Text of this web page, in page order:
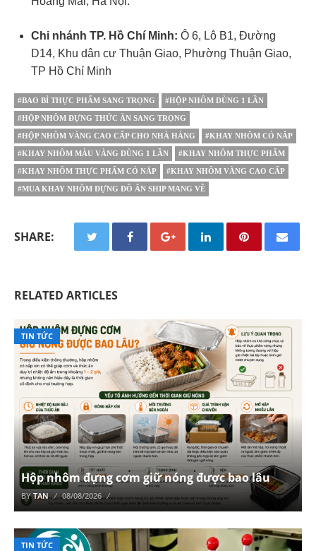
Chi nhánh TP. Hồ Chí Minh: Ô 6, Lô B1, Đường
D14, Khu dân cư Thuận Giao, Phường Thuận Giao,
TP Hồ Chí Minh
#BAO BÌ THỰC PHẨM SANG TRỌNG #HỘP NHÔM DÙNG 1 LẦN
#HỘP NHÔM ĐỰNG THỨC ĂN SANG TRỌNG
#HỘP NHÔM VÀNG CAO CẤP CHO NHÀ HÀNG #KHAY NHÔM CÓ NẮP
#KHAY NHÔM MÀU VÀNG DÙNG 1 LẦN #KHAY NHÔM THỰC PHẨM
#KHAY NHÔM THỰC PHẨM CÓ NẮP #KHAY NHÔM VÀNG CAO CẤP
#MUA KHAY NHÔM ĐỰNG ĐỒ ĂN SHIP MANG VỀ
SHARE:
RELATED ARTICLES
TIN TỨC
Hộp nhôm đựng cơm giữ nóng được bao lâu
BYTAN 08/08/2026
TIN TỨC